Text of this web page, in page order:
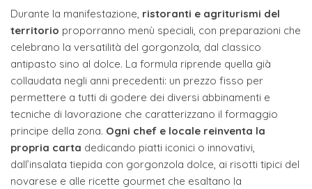
Durante la manifestazione, ristoranti e agriturismi del
territorio proporranno menù speciali, con preparazioni che
celebrano la versatilità del gorgonzola, dal classico
antipasto sino al dolce. La formula riprende quella già
collaudata negli anni precedenti: un prezzo fisso per
permettere a tutti di godere dei diversi abbinamenti e
tecniche di lavorazione che caratterizzano il formaggio
principe della zona. Ogni chef e locale reinventa la
propria carta dedicando piatti iconici o innovativi,
dall’insalata tiepida con gorgonzola dolce, ai risotti tipici del
novarese e alle ricette gourmet che esaltano la